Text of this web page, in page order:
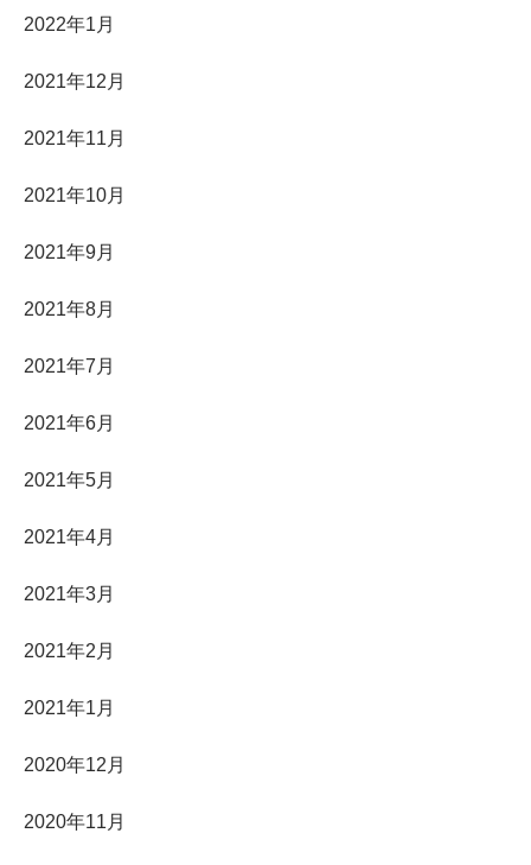
2022年1月
2021年12月
2021年11月
2021年10月
2021年9月
2021年8月
2021年7月
2021年6月
2021年5月
2021年4月
2021年3月
2021年2月
2021年1月
2020年12月
2020年11月